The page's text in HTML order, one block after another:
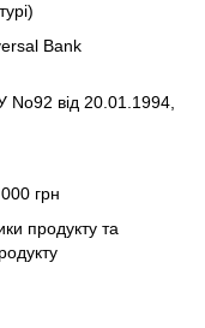
Bank
від 20.01.1994,
грн
продукту та